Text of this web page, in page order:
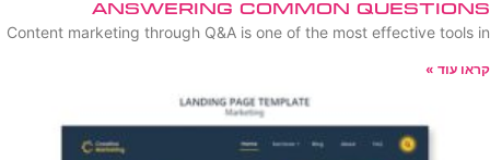
Answering Common Questions
Content marketing through Q&A is one of the most effective tools in
קראו עוד »